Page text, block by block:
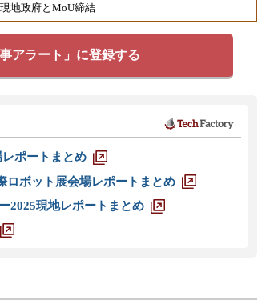
地政府とMoU締結
アラート」に登録する
ポートまとめ
ロボット展会場レポートまとめ
2025現地レポートまとめ